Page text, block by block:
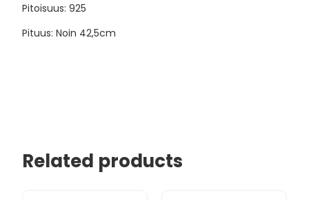
Pitoisuus: 925
Pituus: Noin 42,5cm
Related products